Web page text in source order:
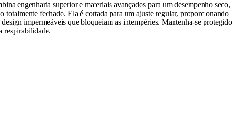
engenharia superior e materiais avançados para um desempenho seco,
fechado. Ela é cortada para um ajuste regular, proporcionando
impermeáveis que bloqueiam as intempéries. Mantenha-se protegido
respirabilidade.